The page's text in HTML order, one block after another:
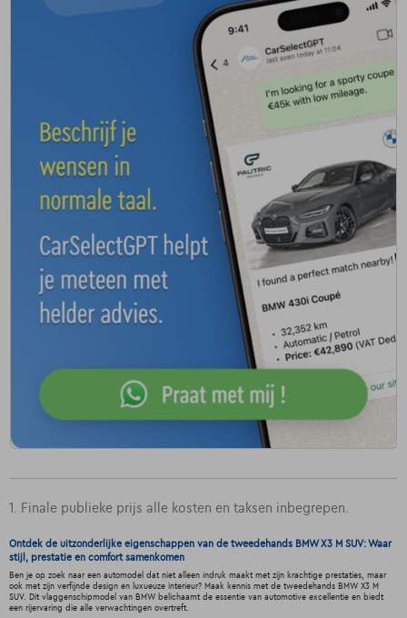
1. Finale publieke prijs alle kosten en taksen inbegrepen.
Ontdek de uitzonderlijke eigenschappen van de tweedehands BMW X3 M SUV: Waar
stijl, prestatie en comfort samenkomen
Ben je op zoek naar een automodel dat niet alleen indruk maakt met zijn krachtige prestaties, maar
ook met zijn verfijnde design en luxueuze interieur? Maak kennis met de tweedehands BMW X3 M
SUV. Dit vlaggenschipmodel van BMW belichaamt de essentie van automotive excellentie en biedt
een rijervaring die alle verwachtingen overtreft.